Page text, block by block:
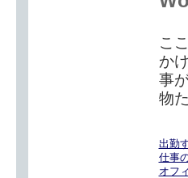
こ
か
事
物
出勤
仕事
オフ